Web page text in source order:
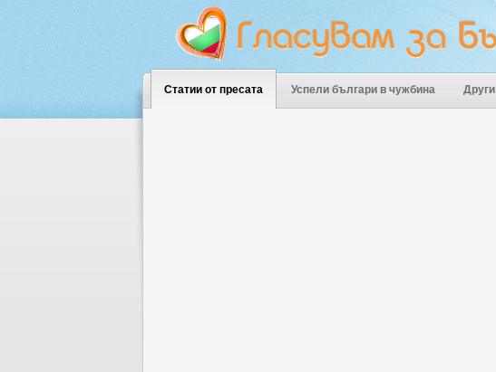
Статии от пресата Успели българи в чужбина Други